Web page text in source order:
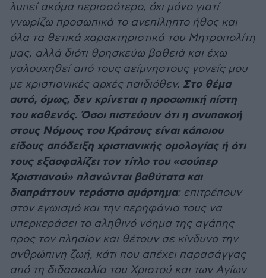
λυπεί ακόμα περισσότερο, όχι μόνο γιατί
γνωρίζω προσωπικά το ανεπίληπτο ήθος και
όλα τα θετικά χαρακτηριστικά του Μητροπολίτη
μας, αλλά διότι θρησκεύω βαθειά και έχω
γαλουχηθεί από τους αείμνηστους γονείς μου
με χριστιανικές αρχές παιδιόθεν. Στο θέμα
αυτό, όμως, δεν κρίνεται η προσωπική πίστη
του καθενός. Όσοι πιστεύουν ότι η ανυπακοή
στους Νόμους του Κράτους είναι κάποιου
είδους απόδειξη χριστιανικής ομολογίας ή ότι
τους εξασφαλίζει τον τίτλο του «σούπερ
Χριστιανού» πλανώνται βαθύτατα και
διαπράττουν τεράστιο αμάρτημα: επιτρέπουν
στον εγωισμό και την περηφάνια τους να
υπερκεράσει το αληθινό νόημα της αγάπης
προς τον πλησίον και θέτουν σε κίνδυνο την
ανθρώπινη ζωή, κάτι που απέχει παρασάγγας
από τη διδασκαλία του Χριστού και των Αγίων